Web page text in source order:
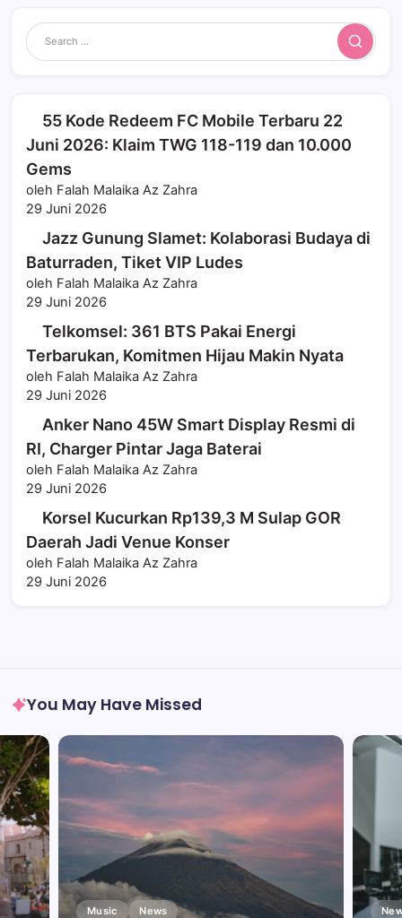
Search
55 Kode Redeem FC Mobile Terbaru 22
Juni 2026: Klaim TWG 118-119 dan 10.000
Gems
oleh Falah Malaika Az Zahra
29 Juni 2026
Jazz Gunung Slamet: Kolaborasi Budaya di
Baturraden, Tiket VIP Ludes
oleh Falah Malaika Az Zahra
29 Juni 2026
Telkomsel: 361 BTS Pakai Energi
Terbarukan, Komitmen Hijau Makin Nyata
oleh Falah Malaika Az Zahra
29 Juni 2026
Anker Nano 45W Smart Display Resmi di
RI, Charger Pintar Jaga Baterai
oleh Falah Malaika Az Zahra
29 Juni 2026
Korsel Kucurkan Rp139,3 M Sulap GOR
Daerah Jadi Venue Konser
oleh Falah Malaika Az Zahra
29 Juni 2026
You May Have Missed
Music News